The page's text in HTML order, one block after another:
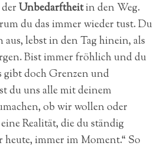
derUnbedarftheitin den Weg.
du das immer wieder tust. Du
lebst in den Tag hinein, als
Bist immer fröhlich und du
gibt doch Grenzen und
du uns alle mit deinem
ob wir wollen oder
Realität, die du ständig
heute, immer im Moment.“ So